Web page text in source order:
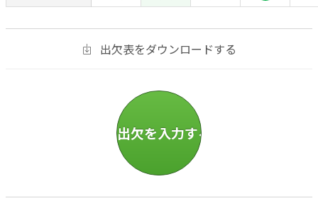
出欠表をダウンロードする